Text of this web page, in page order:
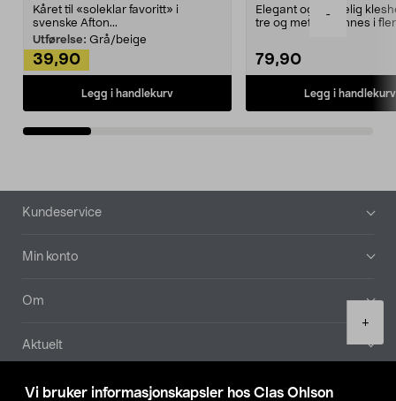
Vi bruker informasjonskapsler hos Clas Ohlson
-
+
Kåret til «soleklar favoritt» i
svenske Afton...
Utførelse: Grå/beige
39,90
Legg i handlekurv
Elegant og skikkelig
tre og metall – finnes i
79,90
Legg i handlekurv
Bunntekst
Kundeservice
Min konto
Om
Aktuelt
Våre selskaper